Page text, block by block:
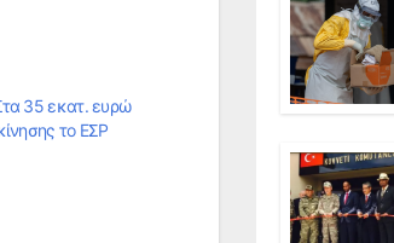
35 εκατ. ευρώ
το ΕΣΡ